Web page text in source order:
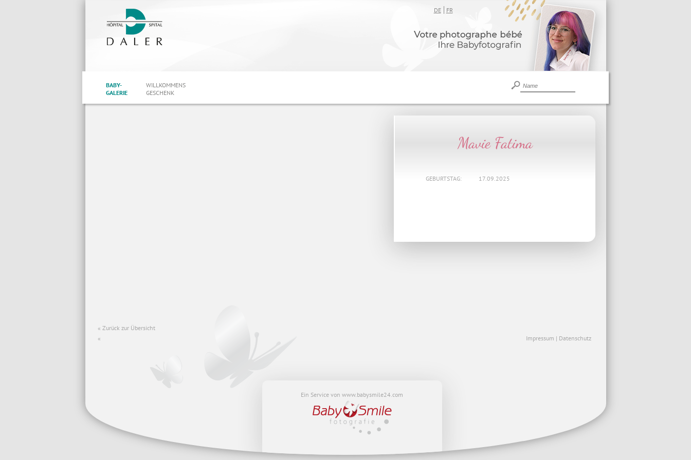
BABY-
GALERIE
WILLKOMMENS
GESCHENK
DE FR
Mavie Fatima
GEBURTSTAG: 17.09.2025
Zurück zur Übersicht
Ein Service von www.babysmile24.com
Impressum | Datenschutz